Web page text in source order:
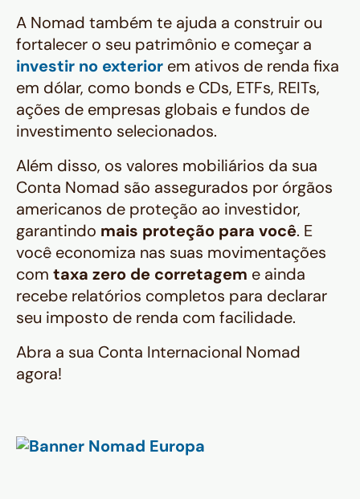
A Nomad também te ajuda a construir ou
fortalecer o seu patrimônio e começar a
investir no exterior em ativos de renda fixa
em dólar, como bonds e CDs, ETFs, REITs,
ações de empresas globais e fundos de
investimento selecionados.
Além disso, os valores mobiliários da sua
Conta Nomad são assegurados por órgãos
americanos de proteção ao investidor,
garantindo mais proteção para você. E
você economiza nas suas movimentações
com taxa zero de corretagem e ainda
recebe relatórios completos para declarar
seu imposto de renda com facilidade.
Abra a sua Conta Internacional Nomad
agora!